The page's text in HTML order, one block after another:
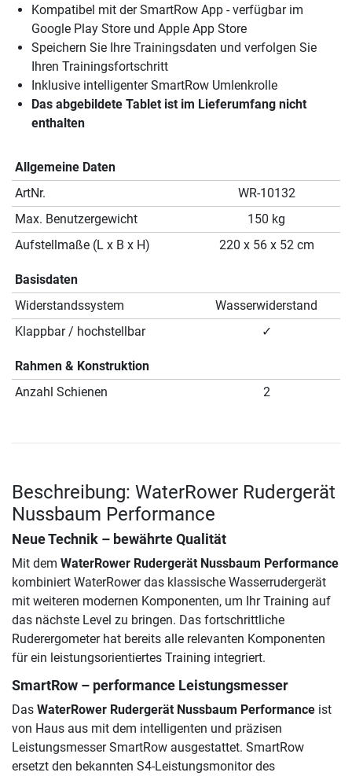
Kompatibel mit der SmartRow App - verfügbar im
Google Play Store und Apple App Store
Speichern Sie Ihre Trainingsdaten und verfolgen Sie
Ihren Trainingsfortschritt
Inklusive intelligenter SmartRow Umlenkrolle
Das abgebildete Tablet ist im Lieferumfang nicht
enthalten
Allgemeine Daten
ArtNr.
WR-10132
Max. Benutzergewicht
150 kg
Aufstellmaße (L x B x H)
220 x 56 x 52 cm
Basisdaten
Widerstandssystem
Wasserwiderstand
Klappbar / hochstellbar
✓
Rahmen & Konstruktion
Anzahl Schienen
2
Beschreibung: WaterRower Rudergerät
Nussbaum Performance
Neue Technik – bewährte Qualität
Mit dem WaterRower Rudergerät Nussbaum Performance
kombiniert WaterRower das klassische Wasserrudergerät
mit weiteren modernen Komponenten, um Ihr Training auf
das nächste Level zu bringen. Das fortschrittliche
Ruderergometer hat bereits alle relevanten Komponenten
für ein leistungsorientiertes Training integriert.
SmartRow – performance Leistungsmesser
Das WaterRower Rudergerät Nussbaum Performance ist
von Haus aus mit dem intelligenten und präzisen
Leistungsmesser SmartRow ausgestattet. SmartRow
ersetzt den bekannten S4-Leistungsmonitor des